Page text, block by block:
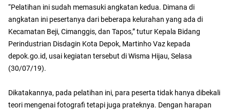
“Pelatihan ini sudah memasuki angkatan kedua. Dimana di
angkatan ini pesertanya dari beberapa kelurahan yang ada di
Kecamatan Beji, Cimanggis, dan Tapos,” tutur Kepala Bidang
Perindustrian Disdagin Kota Depok, Martinho Vaz kepada
depok.go.id, usai kegiatan tersebut di Wisma Hijau, Selasa
(30/07/19).
Dikatakannya, pada pelatihan ini, para peserta tidak hanya dibekali
teori mengenai fotografi tetapi juga prateknya. Dengan harapan